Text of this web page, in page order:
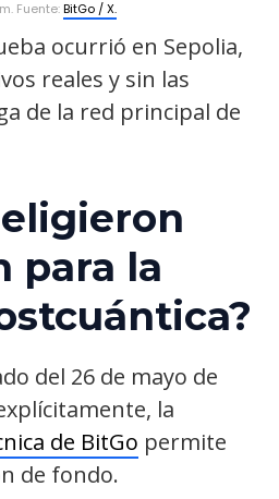
Fuente:BitGo / X.
ocurrió en Sepolia,
reales y sin las
de la red principal de
para la
del 26 de mayo de
la
de BitGo permite
de fondo.